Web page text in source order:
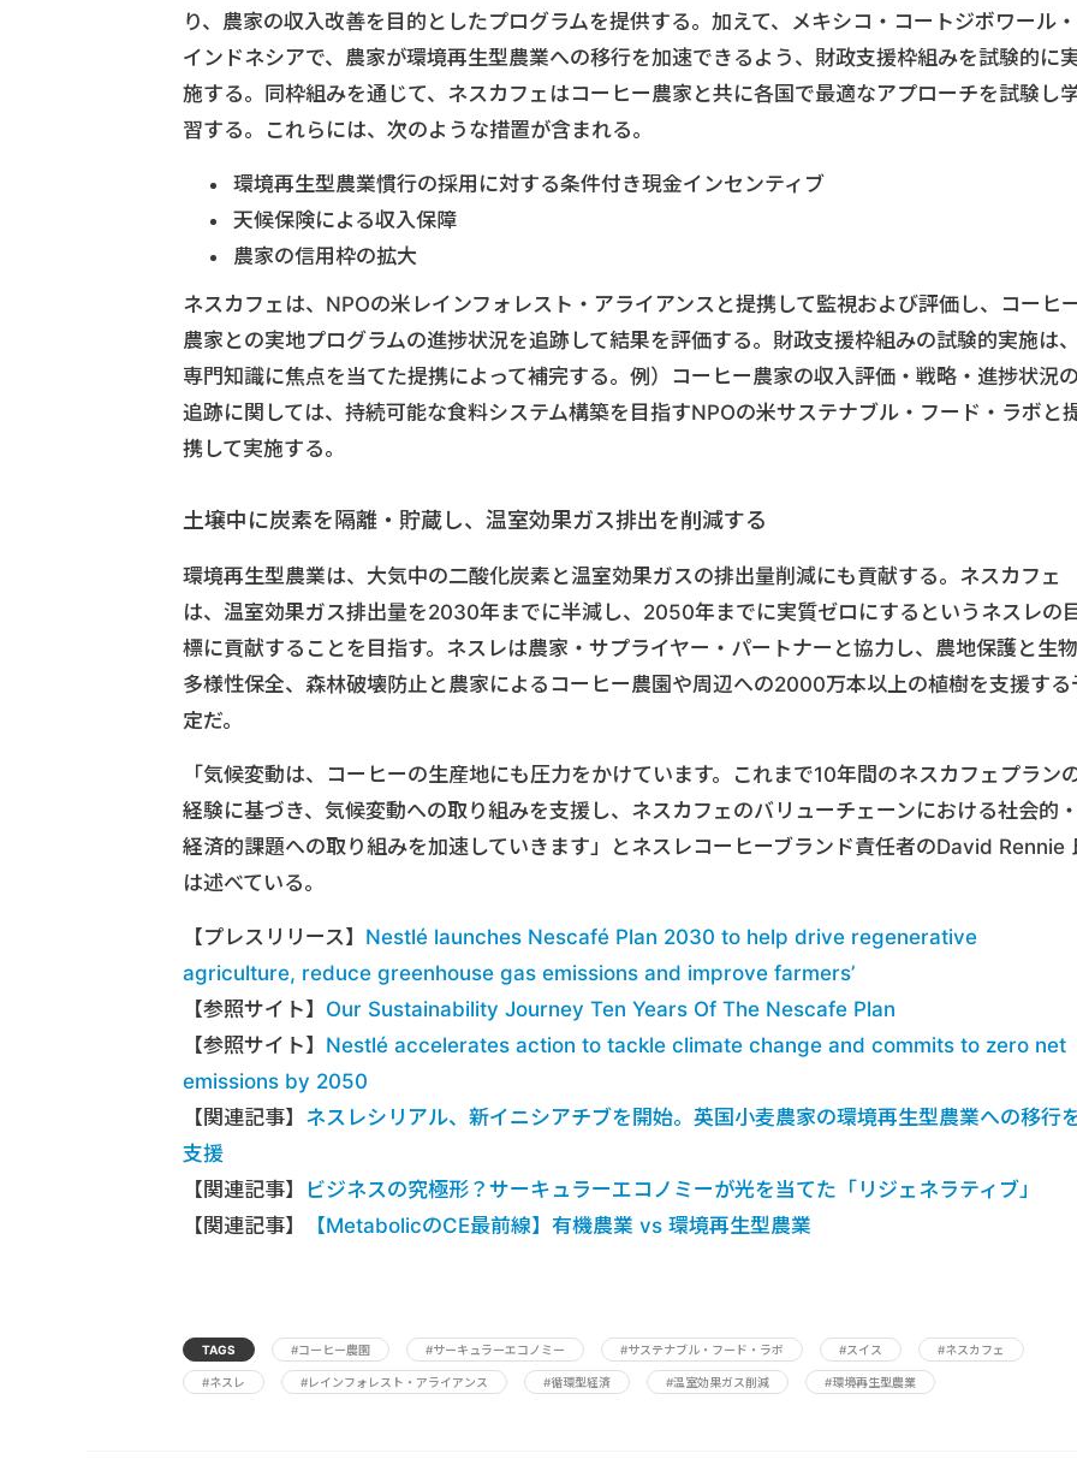
り、農家の収入改善を目的としたプログラムを提供する。加えて、メキシコ・コートジボワール・
インドネシアで、農家が環境再生型農業への移行を加速できるよう、財政支援枠組みを試験的に
施する。同枠組みを通じて、ネスカフェはコーヒー農家と共に各国で最適なアプローチを試験し
習する。これらには、次のような措置が含まれる。
環境再生型農業慣行の採用に対する条件付き現金インセンティブ
天候保険による収入保障
農家の信用枠の拡大
ネスカフェは、NPOの米レインフォレスト・アライアンスと提携して監視および評価し、コーヒ
農家との実地プログラムの進捗状況を追跡して結果を評価する。財政支援枠組みの試験的実施は、
専門知識に焦点を当てた提携によって補完する。例）コーヒー農家の収入評価・戦略・進捗状況の
追跡に関しては、持続可能な食料システム構築を目指すNPOの米サステナブル・フード・ラボと
携して実施する。
土壌中に炭素を隔離・貯蔵し、温室効果ガス排出を削減する
環境再生型農業は、大気中の二酸化炭素と温室効果ガスの排出量削減にも貢献する。ネスカフェ
は、温室効果ガス排出量を2030年までに半減し、2050年までに実質ゼロにするというネスレの目
標に貢献することを目指す。ネスレは農家・サプライヤー・パートナーと協力し、農地保護と生物
多様性保全、森林破壊防止と農家によるコーヒー農園や周辺への2000万本以上の植樹を支援する
定だ。
「気候変動は、コーヒーの生産地にも圧力をかけています。これまで10年間のネスカフェプラン
経験に基づき、気候変動への取り組みを支援し、ネスカフェのバリューチェーンにおける社会的・
経済的課題への取り組みを加速していきます」とネスレコーヒーブランド責任者のDavid Rennie
は述べている。
【プレスリリース】 Nestlé launches Nescafé Plan 2030 to help drive regenerative
agriculture, reduce greenhouse gas emissions and improve farmers’
【参照サイト】 Our Sustainability Journey Ten Years Of The Nescafe Plan
【参照サイト】 Nestlé accelerates action to tackle climate change and commits to zero net
emissions by 2050
【関連記事】 ネスレシリアル、新イニシアチブを開始。英国小麦農家の環境再生型農業への移行
支援
【関連記事】
ビジネスの究極形？サーキュラーエコノミーが光を当てた「リジェネラティブ」
【関連記事】
【MetabolicのCE最前線】有機農業 vs 環境再生型農業
TAGS #コーヒー農園 #サーキュラーエコノミー #サステナブル・フード・ラボ #スイス #ネスカフェ
#ネスレ #レインフォレスト・アライアンス #循環型経済 #温室効果ガス削減 #環境再生型農業